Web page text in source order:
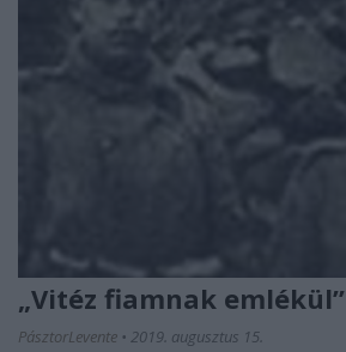
„Vitéz fiamnak emlékül”
PásztorLevente • 2019. augusztus 15.